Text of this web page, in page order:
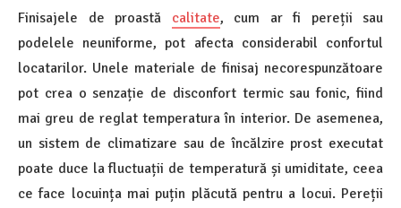
Finisajele de proastă calitate, cum ar fi pereții sau
podelele neuniforme, pot afecta considerabil confortul
locatarilor. Unele materiale de finisaj necorespunzătoare
pot crea o senzație de disconfort termic sau fonic, fiind
mai greu de reglat temperatura în interior. De asemenea,
un sistem de climatizare sau de încălzire prost executat
poate duce la fluctuații de temperatură și umiditate, ceea
ce face locuința mai puțin plăcută pentru a locui. Pereții